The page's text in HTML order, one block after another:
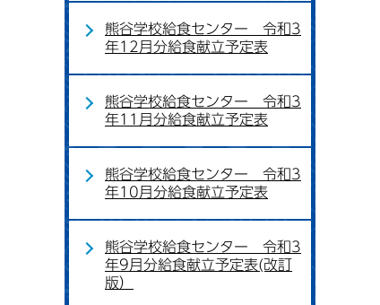
熊谷学校給食センター 令和3
年12月分給食献立予定表
熊谷学校給食センター 令和3
年11月分給食献立予定表
熊谷学校給食センター 令和3
年10月分給食献立予定表
熊谷学校給食センター 令和3
年9月分給食献立予定表(改訂
版）